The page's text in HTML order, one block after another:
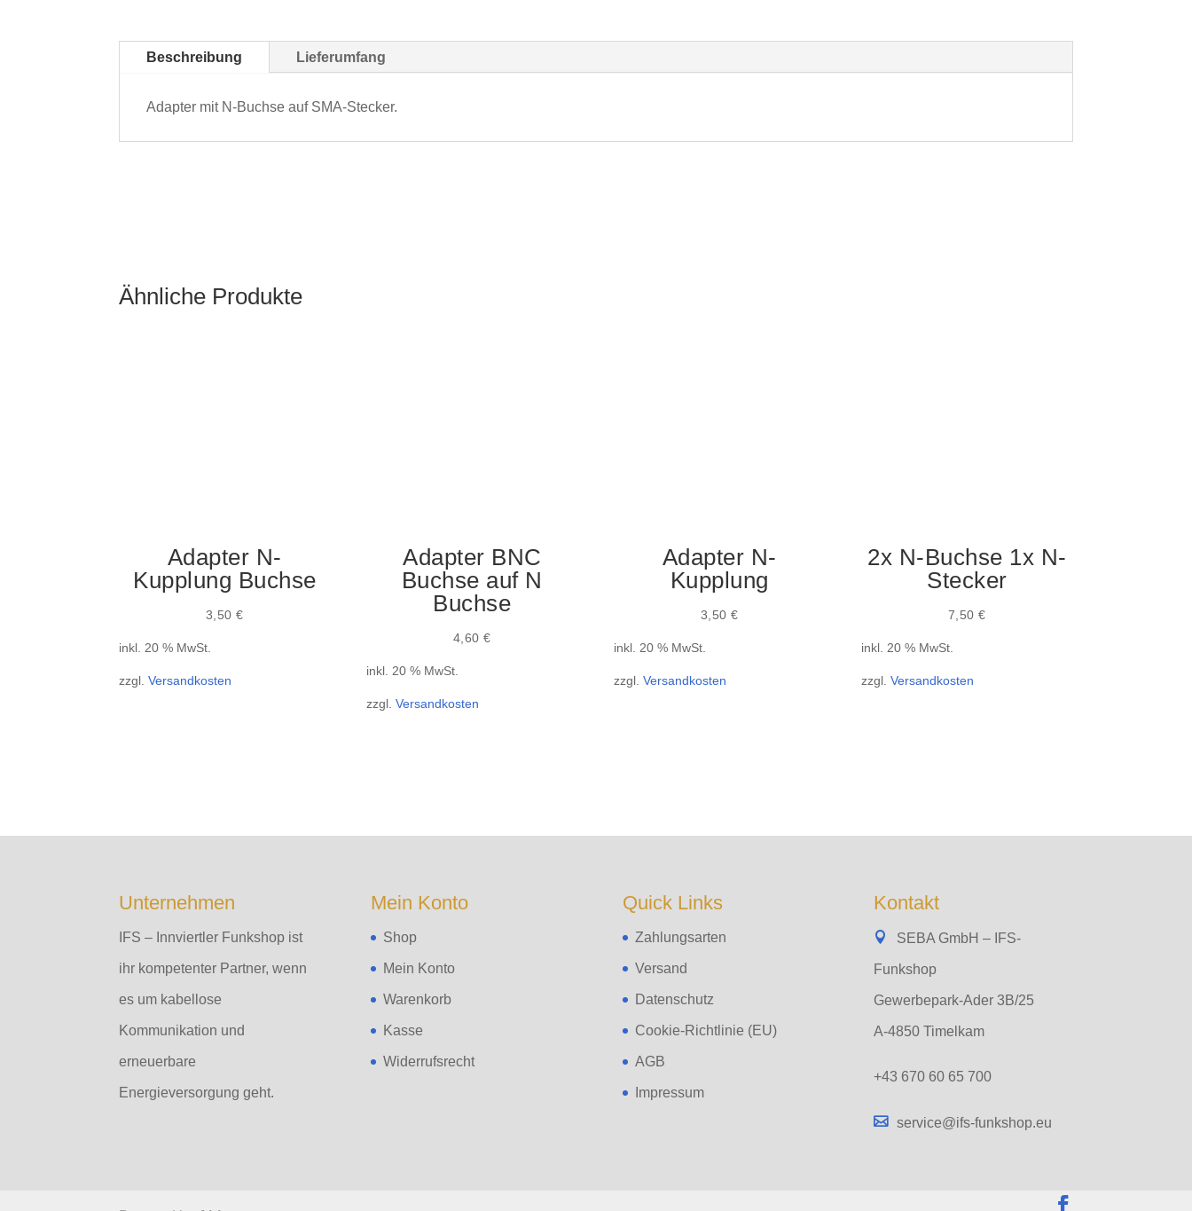
Beschreibung Lieferumfang
Adapter mit N-Buchse auf SMA-Stecker.
Ähnliche Produkte
Adapter N-
Kupplung Buchse
3,50€
inkl. 20 % MwSt.
zzgl.Versandkosten
Adapter BNC
Buchse auf N
Buchse
4,60€
inkl. 20 % MwSt.
zzgl.Versandkosten
Adapter N-
Kupplung
3,50€
inkl. 20 % MwSt.
zzgl.Versandkosten
2x N-Buchse 1x N-
Stecker
7,50€
inkl. 20 % MwSt.
zzgl.Versandkosten
Unternehmen
IFS – Innviertler Funkshop ist
ihr kompetenter Partner, wenn
es um kabellose
Kommunikation und
erneuerbare
Energieversorgung geht.
Mein Konto
Shop
Mein Konto
Warenkorb
Kasse
Widerrufsrecht
Quick Links
Zahlungsarten
Versand
Datenschutz
Cookie-Richtlinie (EU)
AGB
Impressum
Kontakt
SEBA GmbH – IFS-
Funkshop
Gewerbepark-Ader 3B/25
A-4850 Timelkam
+43 670 60 65 700
service@ifs-funkshop.eu